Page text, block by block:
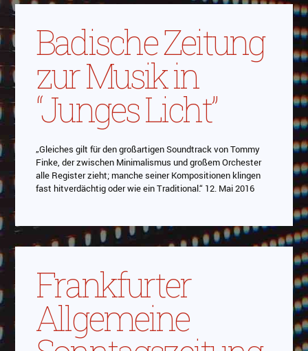
Badische Zeitung
zur Musik in
“Junges Licht”
„Gleiches gilt für den großartigen Soundtrack von Tommy
Finke, der zwischen Minimalismus und großem Orchester
alle Register zieht; manche seiner Kompositionen klingen
fast hitverdächtig oder wie ein Traditional.“ 12. Mai 2016
Frankfurter
Allgemeine